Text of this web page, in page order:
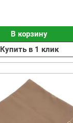
В корзину
Купить в 1 клик